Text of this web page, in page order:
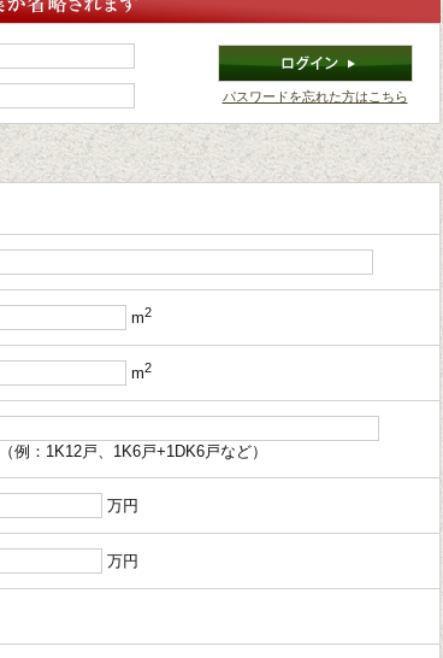
パスワードを忘れた方はこちら
m2
m2
（例：1K12戸、1K6戸+1DK6戸など）
万円
万円